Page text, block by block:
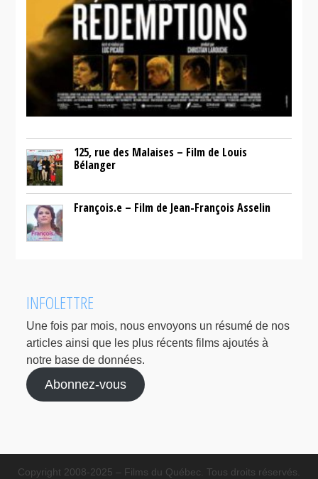
125, rue des Malaises – Film de Louis
Bélanger
François.e – Film de Jean-François Asselin
INFOLETTRE
Une fois par mois, nous envoyons un résumé de nos
articles ainsi que les plus récents films ajoutés à
notre base de données.
Abonnez-vous
Copyright 2008-2025 – Films du Québec. Tous droits réservés.